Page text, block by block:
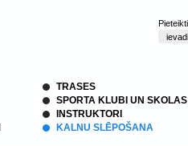
TRASES
SPORTA KLUBI UN SKOLAS
INSTRUKTORI
KALNU SLĒPOŠANA